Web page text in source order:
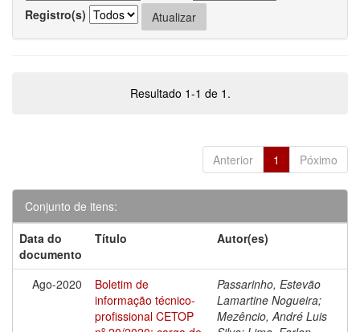
Registro(s)
Resultado 1-1 de 1.
Anterior 1 Póximo
Conjunto de itens:
Data do
documento
Título Autor(es)
Ago-2020
Boletim de
informação técnico-
profissional CETOP
Passarinho, Estevão
Lamartine Nogueira;
Mezêncio, André Luis